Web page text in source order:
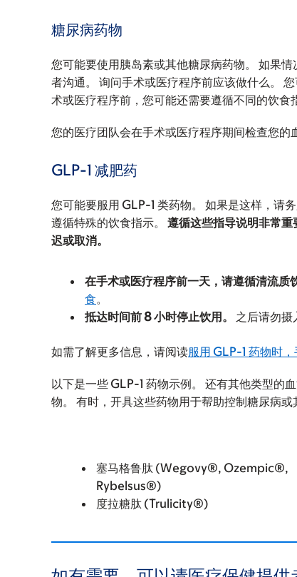
糖尿病药物
您可能要使用胰岛素或其他糖尿病药物。 如果
者沟通。 询问手术或医疗程序前应该做什么。
术或医疗程序前，您可能还需要遵循不同的饮食
您的医疗团队会在手术或医疗程序期间检查您的
GLP-1 减肥药
您可能要服用 GLP-1 类药物。 如果是这样，请
遵循特殊的饮食指示。 遵循这些指导说明非常
迟或取消。
在手术或医疗程序前一天，请遵循清流质
食。
抵达时间前 8 小时停止饮用。
之后请勿摄
如需了解更多信息，请阅读服用 GLP-1 药物时
以下是一些 GLP-1 药物示例。 还有其他类型的
物。 有时，开具这些药物用于帮助控制糖尿病或
塞马格鲁肽 (Wegovy®, Ozempic®,
Rybelsus®)
度拉糖肽 (Trulicity®)